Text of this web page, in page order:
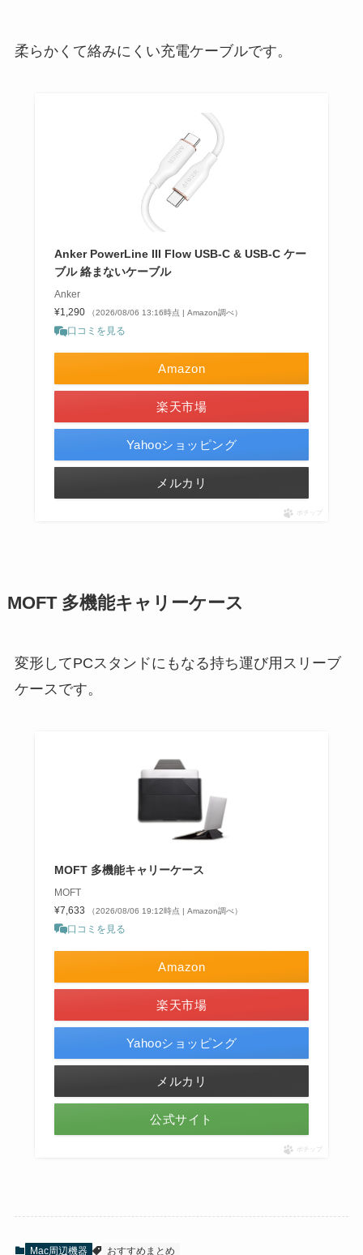
柔らかくて絡みにくい充電ケーブルです。
Anker PowerLine III Flow USB-C & USB-C ケー
ブル 絡まないケーブル
Anker
¥1,290
（2026/08/06 13:16時点 | Amazon調べ）
口コミを見る
Amazon
楽天市場
Yahooショッピング
メルカリ
ポチップ
MOFT 多機能キャリーケース
変形してPCスタンドにもなる持ち運び用スリーブ
ケースです。
MOFT 多機能キャリーケース
MOFT
¥7,633
（2026/08/06 19:12時点 | Amazon調べ）
口コミを見る
Amazon
楽天市場
Yahooショッピング
メルカリ
公式サイト
ポチップ
Mac周辺機器 おすすめまとめ